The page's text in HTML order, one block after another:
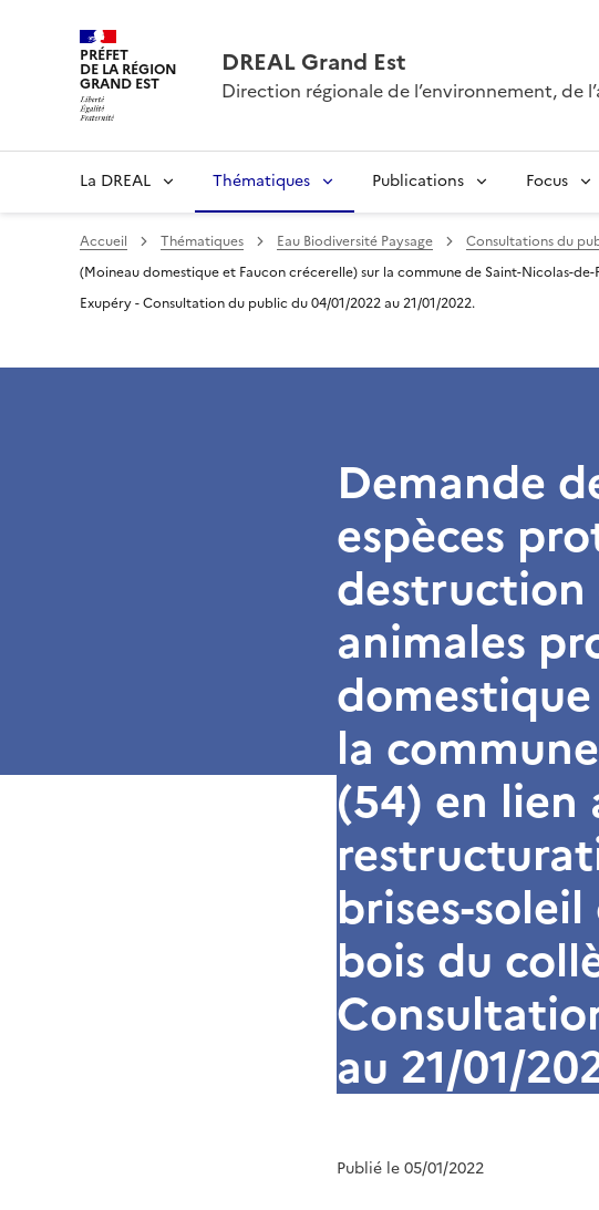
PRÉFET
DE LA RÉGION
GRAND EST
DREAL Grand Est
Direction régionale de l’environnement, de
La DREAL Thématiques Publications Focus
Accueil Thématiques Eau Biodiversité Paysage Consultations du
(Moineau domestique et Faucon crécerelle) sur la commune de Saint-Nicolas-
Exupéry - Consultation du public du 04/01/2022 au 21/01/2022.
Demande
espèces
destruction
animales
la
(54) en lien
brises-
bois du
au 21/01/
Publié le 05/01/2022